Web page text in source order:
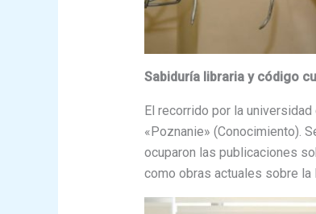
Sabiduría libraria y código
El recorrido por la
«Poznanie» (Conocimiento).
ocuparon las publicaciones
como obras actuales sobre